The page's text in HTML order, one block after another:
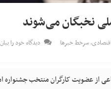
نخبگان می‌شوند
,سرخط خبرها
دیدگاه خود را
از عضویت کارگران منتخب جشنواره